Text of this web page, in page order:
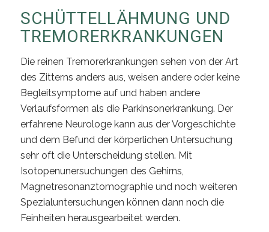
SCHÜTTELLÄHMUNG UND
TREMORERKRANKUNGEN
Die reinen Tremorerkrankungen sehen von der Art
des Zitterns anders aus, weisen andere oder keine
Begleitsymptome auf und haben andere
Verlaufsformen als die Parkinsonerkrankung. Der
erfahrene Neurologe kann aus der Vorgeschichte
und dem Befund der körperlichen Untersuchung
sehr oft die Unterscheidung stellen. Mit
Isotopenunersuchungen des Gehirns,
Magnetresonanztomographie und noch weiteren
Spezialuntersuchungen können dann noch die
Feinheiten herausgearbeitet werden.